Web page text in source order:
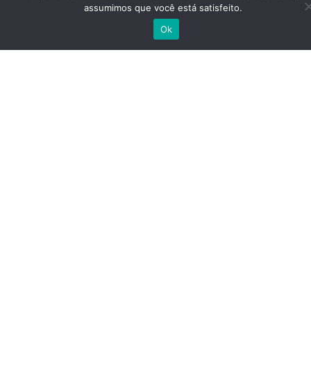
SOLICITAR PROPOSTA
assumimos que você está satisfeito.
Ok